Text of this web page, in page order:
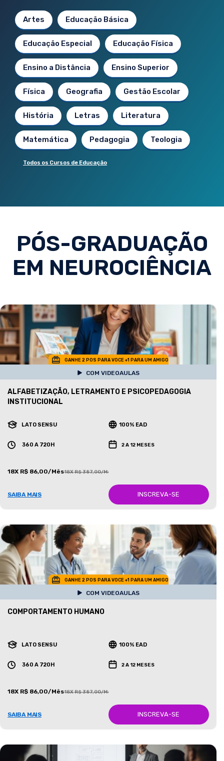
Artes Educação Básica
Educação Especial Educação Física
Ensino a Distância Ensino Superior
Física Geografia Gestão Escolar
História Letras Literatura
Matemática Pedagogia Teologia
Todos os Cursos de Educação
PÓS-GRADUAÇÃO
EM NEUROCIÊNCIA
GANHE 2 POS PARA VOCE +1 PARA UM AMIGO
COM VIDEOAULAS
ALFABETIZAÇÃO, LETRAMENTO E PSICOPEDAGOGIA
INSTITUCIONAL
LATO SENSU 100% EAD
360 A 720H 2 A 12 MESES
18X R$ 86,00/Mês18X R$ 387,00/Mês
SAIBA MAIS INSCREVA-SE
GANHE 2 POS PARA VOCE +1 PARA UM AMIGO
COM VIDEOAULAS
COMPORTAMENTO HUMANO
LATO SENSU 100% EAD
360 A 720H 2 A 12 MESES
18X R$ 86,00/Mês18X R$ 387,00/Mês
SAIBA MAIS INSCREVA-SE